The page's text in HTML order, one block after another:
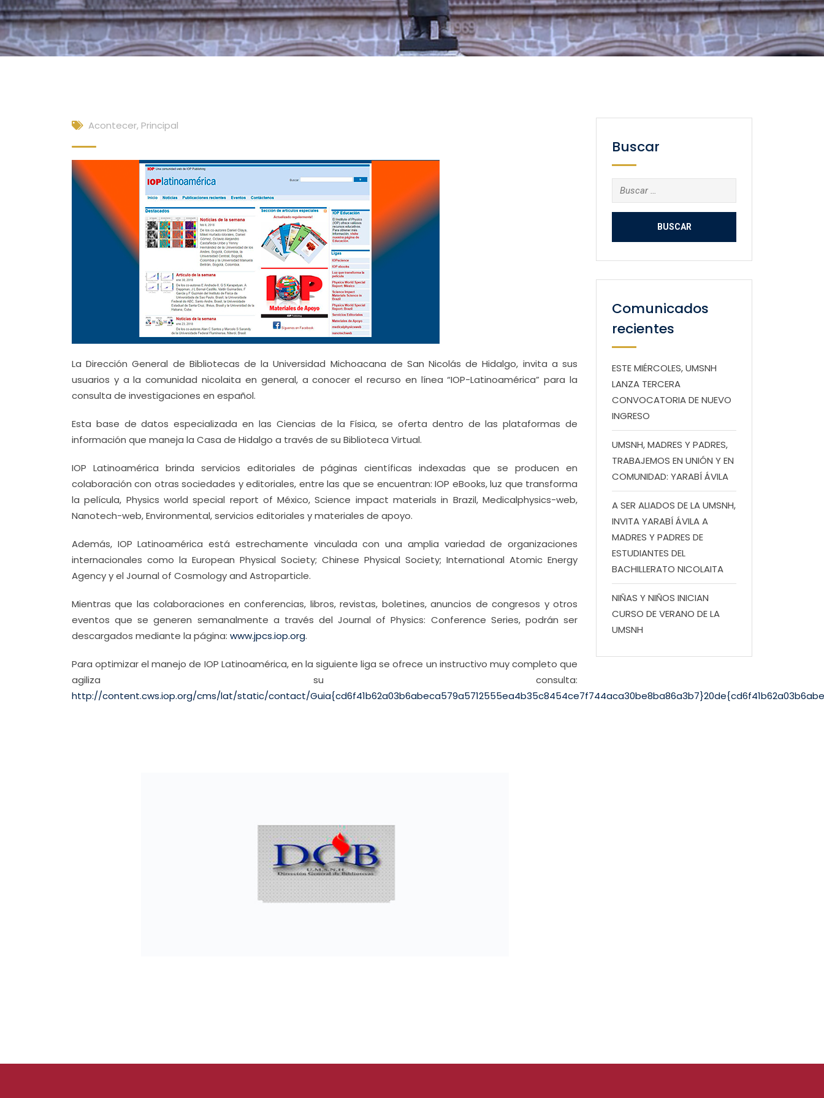
Acontecer, Principal
La Dirección General de Bibliotecas de la Universidad Michoacana de San Nicolás de Hidalgo, invita a sus
usuarios y a la comunidad nicolaita en general, a conocer el recurso en línea “IOP-Latinoamérica” para la
consulta de investigaciones en español.
Esta base de datos especializada en las Ciencias de la Física, se oferta dentro de las plataformas de
información que maneja la Casa de Hidalgo a través de su Biblioteca Virtual.
IOP Latinoamérica brinda servicios editoriales de páginas científicas indexadas que se producen en
colaboración con otras sociedades y editoriales, entre las que se encuentran: IOP eBooks, luz que transforma
la película, Physics world special report of México, Science impact materials in Brazil, Medicalphysics-web,
Nanotech-web, Environmental, servicios editoriales y materiales de apoyo.
Además, IOP Latinoamérica está estrechamente vinculada con una amplia variedad de organizaciones
internacionales como la European Physical Society; Chinese Physical Society; International Atomic Energy
Agency y el Journal of Cosmology and Astroparticle.
Mientras que las colaboraciones en conferencias, libros, revistas, boletines, anuncios de congresos y otros
eventos que se generen semanalmente a través del Journal of Physics: Conference Series, podrán ser
descargados mediante la página: www.jpcs.iop.org.
Para optimizar el manejo de IOP Latinoamérica, en la siguiente liga se ofrece un instructivo muy completo que
agiliza su consulta:
http://content.cws.iop.org/cms/lat/static/contact/
Buscar
Buscar:
Comunicados
recientes
ESTE MIÉRCOLES, UMSNH
LANZA TERCERA
CONVOCATORIA DE NUEVO
INGRESO
UMSNH, MADRES Y PADRES,
TRABAJEMOS EN UNIÓN Y EN
COMUNIDAD: YARABÍ ÁVILA
A SER ALIADOS DE LA UMSNH,
INVITA YARABÍ ÁVILA A
MADRES Y PADRES DE
ESTUDIANTES DEL
BACHILLERATO NICOLAITA
NIÑAS Y NIÑOS INICIAN
CURSO DE VERANO DE LA
UMSNH